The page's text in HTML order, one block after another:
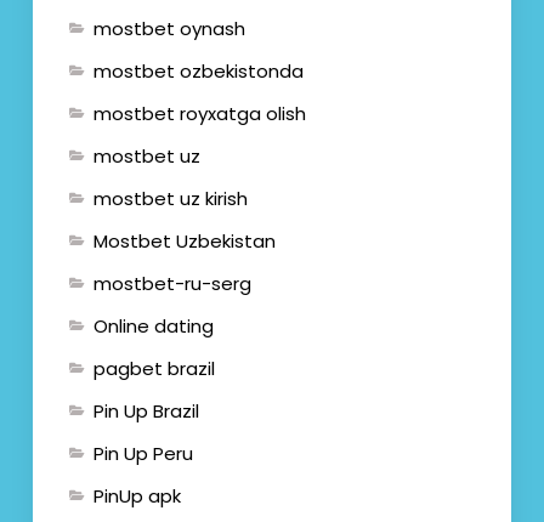
mostbet oynash
mostbet ozbekistonda
mostbet royxatga olish
mostbet uz
mostbet uz kirish
Mostbet Uzbekistan
mostbet-ru-serg
Online dating
pagbet brazil
Pin Up Brazil
Pin Up Peru
PinUp apk